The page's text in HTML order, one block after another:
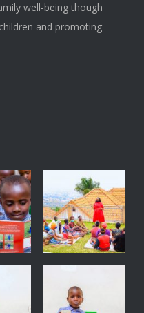
well-being though
and promoting